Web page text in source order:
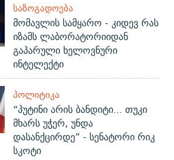
ᲡᲐᲖᲝᲒᲐᲓᲝᲔᲑᲐ
მომავლის სამყარო - კიდევ რას
იზამს ლაბორატორიიდან
გაპარული ხელოვნური
ინტელექტი
ᲞᲝᲚᲘᲢᲘᲙᲐ
“პუტინი არის ბანდიტი... თუკი
მხარს უჭერ, უნდა
დასანქცირდე” - სენატორი რიკ
სკოტი